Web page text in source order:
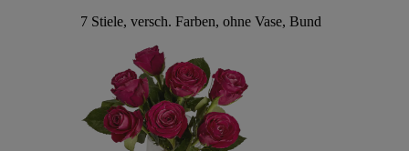
7 Stiele, versch. Farben, ohne Vase, Bund